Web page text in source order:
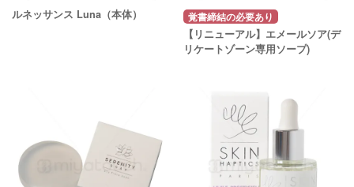
ルネッサンス Luna（本体）
覚書締結の必要あり
【リニューアル】エメールソア(デ
リケートゾーン専用ソープ)